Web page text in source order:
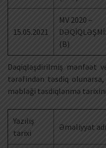
15.05.2021
MV 2020 –
(B)
Dəqiqləşdirilmiş mənfəət
tərəfindən təsdiq
məbləği təsdiqlənmə
Yazılış
tarixi
Əməliyyat adı